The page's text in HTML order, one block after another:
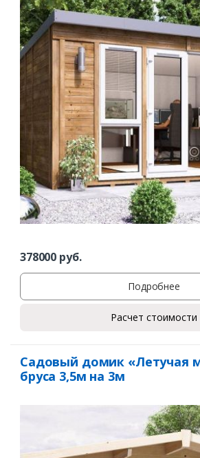
378000 руб.
Подробнее
Расчет стоимости
Садовый домик «Летучая
бруса 3,5м на 3м